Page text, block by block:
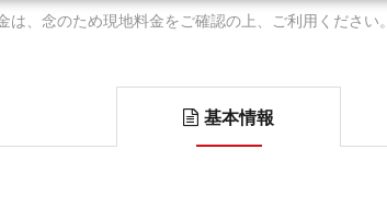
、念のため現地料金をご確認の上、ご利用ください。
基本情報